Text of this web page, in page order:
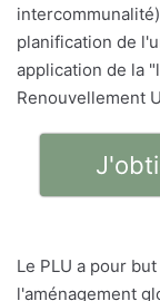
planification de
application de la
Renouvellement
Le PLU a pour
l'aménagement